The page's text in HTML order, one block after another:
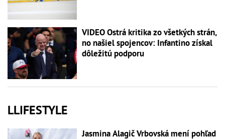
VIDEO Ostrá kritika zo všetkých strán,
no našiel spojencov: Infantino získal
dôležitú podporu
LLIFESTYLE
Jasmina Alagič Vrbovská mení pohľad